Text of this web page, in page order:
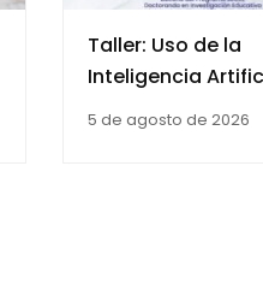
Taller: Uso de la
Inteligencia
Aplicada a la
5 de agosto de 2026